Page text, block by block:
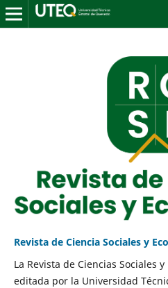
Revista de Ciencia Sociales y
La Revista de Ciencias Sociales
editada por la Universidad